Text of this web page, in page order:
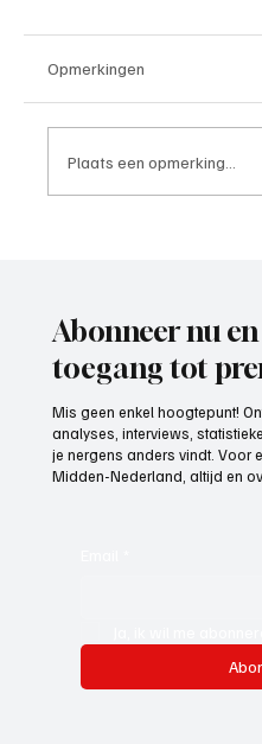
Opmerkingen
Plaats een opmerking...
Abonneer nu
toegang tot
Mis geen enkel hoogtepunt!
analyses, interviews,
je nergens anders vindt. Voor
Midden-Nederland, altijd en